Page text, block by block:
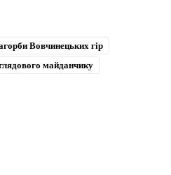
Вовчинецьких гір
майданчику